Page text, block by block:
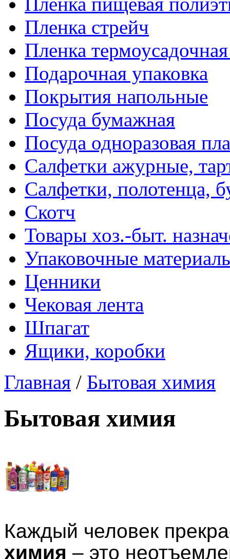
Пленка стрейч
Пленка
Подарочная упаковка
Покрытия напольные
Посуда бумажная
Посуда одноразовая
Салфетки ажурные,
Салфетки, полотенца,
Скотч
Товары хоз.-быт.
Упаковочные
Ценники
Чековая лента
Шпагат
Ящики, коробки
Главная / Бытовая химия
Бытовая химия
Каждый человек
химия – это